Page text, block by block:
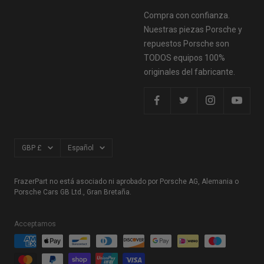
Compra con confianza.
Nuestras piezas Porsche y
repuestos Porsche son
TODOS equipos 100%
originales del fabricante.
Moneda
GBP £ Idioma
Español
FrazerPart no está asociado ni aprobado por Porsche AG, Alemania o
Porsche Cars GB Ltd., Gran Bretaña.
Acceptamos